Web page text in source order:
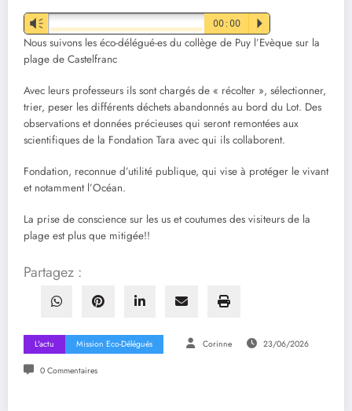
Vm 00:00 P
Nous suivons les éco-délégué-es du collège de Puy l’Evèque sur la
plage de Castelfranc
Avec leurs professeurs ils sont chargés de « récolter », sélectionner,
trier, peser les différents déchets abandonnés au bord du Lot. Des
observations et données précieuses qui seront remontées aux
scientifiques de la Fondation Tara avec qui ils collaborent.
Fondation, reconnue d’utilité publique, qui vise à protéger le vivant
et notamment l’Océan.
La prise de conscience sur les us et coutumes des visiteurs de la
plage est plus que mitigée!!
Partagez :
L'actu Mission Eco-Délégués Corinne 23/06/2026
0 Commentaires